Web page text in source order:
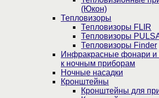
(Юкон)
Тепловизоры
Тепловизоры FLIR
Тепловизоры
Тепловизоры Finder
Инфракрасные фонари и
к ночным приборам
Ночные насадки
Кронштейны
Кронштейны для